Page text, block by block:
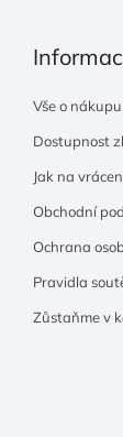
Vše o nákupu
Dostupnost
Jak na
Obchodní
Ochrana
Pravidla
Zůstaňme v